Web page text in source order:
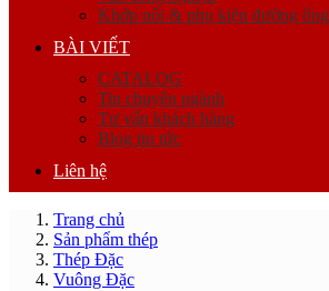
Khớp nối & phụ kiện đường ống
BÀI VIẾT
CATALOG
Tin chuyên ngành
Tư vấn khách hàng
Blog tin tức
Liên hệ
Trang chủ
Sản phẩm thép
Thép Đặc
Vuông Đặc